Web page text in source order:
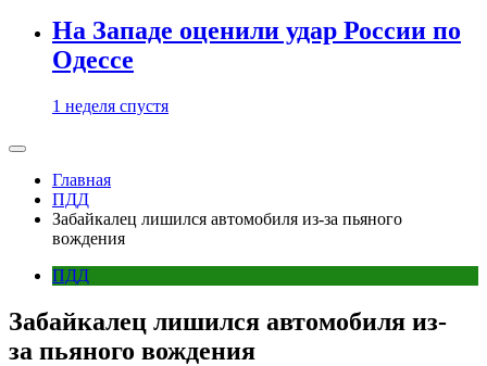
На Западе оценили удар России по
Одессе
1 неделя спустя
Главная
ПДД
Забайкалец лишился автомобиля из-за пьяного
вождения
ПДД
Забайкалец лишился автомобиля из-
за пьяного вождения